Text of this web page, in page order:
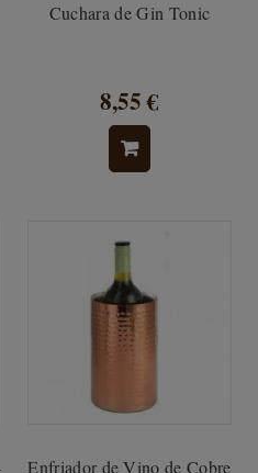
Cuchara de Gin Tonic
8,55 €
Enfriador de Vino de Cobre